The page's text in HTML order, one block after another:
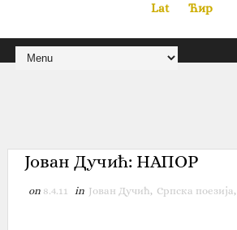
Lat« Ћир
Јован Дучић: НАПОР
on 8.4.11 in Јован Дучић, Српска поезија,